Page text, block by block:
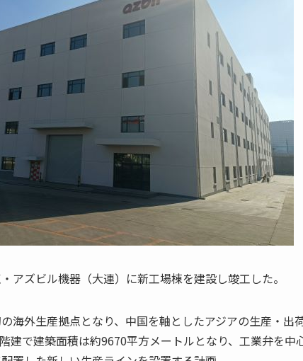
アズビル機器（大連）に新工場棟を建設し竣工した。
海外生産拠点となり、中国を軸としたアジアの生産・出
建で建築面積は約9670平方メートルとなり、工業弁を中